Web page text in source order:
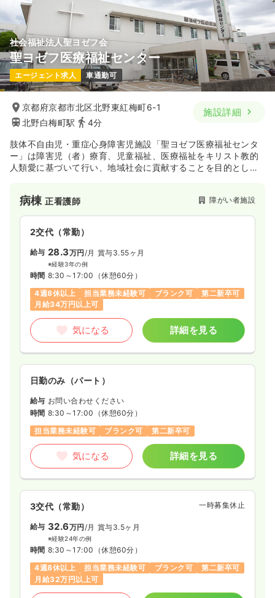
社会福祉法人聖ヨゼフ会
聖ヨゼフ医療福祉センター
エージェント求人 車通勤可
京都府京都市北区北野東紅梅町6-1
北野白梅町駅
4分
施設詳細
肢体不自由児・重症心身障害児施設「聖ヨゼフ医療福祉センタ
ー」は障害児（者）療育、児童福祉、医療福祉をキリスト教的
人類愛に基づいて行い、地域社会に貢献することを目的として
病棟正看護師 障がい者施設
2交代（常勤）
給与 28.3万円 /月 賞与3.55ヶ月
※経験3年の例
時間 8:30～17:00 （休憩60分）
4週8休以上
担当業務未経験可 ブランク可
第二新卒可
月給34万円以上可
気になる 詳細を見る
日勤のみ（パート）
給与 お問い合わせください
時間 8:30～17:00 （休憩60分）
担当業務未経験可
ブランク可 第二新卒可
気になる 詳細を見る
3交代（常勤） 一時募集休止
給与 32.6万円 /月 賞与3.5ヶ月
※経験24年の例
時間 8:30～17:00 （休憩60分）
4週8休以上
担当業務未経験可 ブランク可
第二新卒可
月給32万円以上可